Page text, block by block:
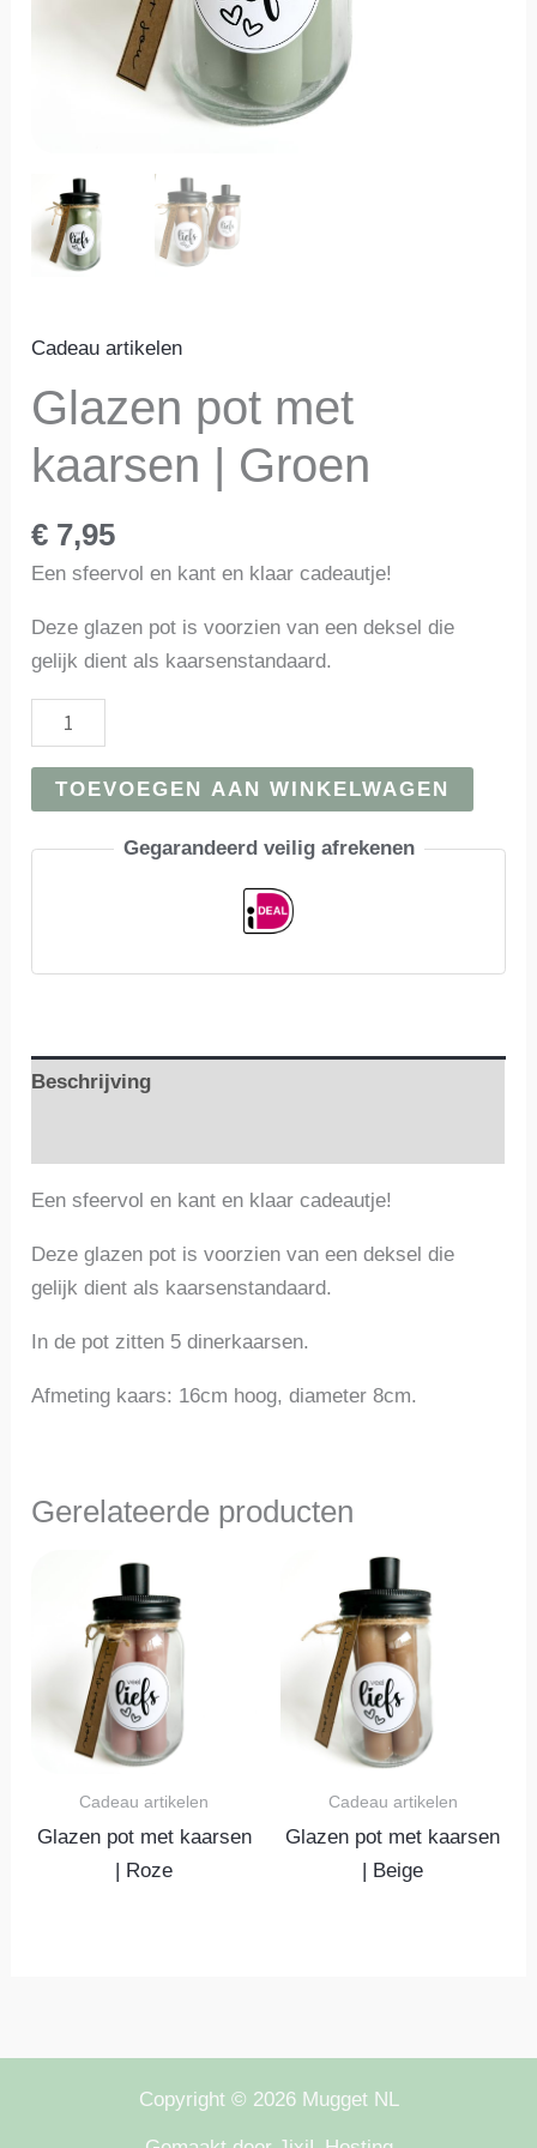
Cadeau artikelen
Glazen pot met
kaarsen | Groen
€ 7,95
Een sfeervol en kant en klaar cadeautje!
Deze glazen pot is voorzien van een deksel die
gelijk dient als kaarsenstandaard.
Glazen
pot
met
kaarsen
|
TOEVOEGEN AAN WINKELWAGEN
Gegarandeerd veilig afrekenen
Beschrijving
Een sfeervol en kant en klaar cadeautje!
Deze glazen pot is voorzien van een deksel die
gelijk dient als kaarsenstandaard.
In de pot zitten 5 dinerkaarsen.
Afmeting kaars: 16cm hoog, diameter 8cm.
Gerelateerde producten
Cadeau artikelen
Glazen pot met kaarsen
| Roze
Cadeau artikelen
Glazen pot met kaarsen
| Beige
Copyright © 2026 Mugget NL